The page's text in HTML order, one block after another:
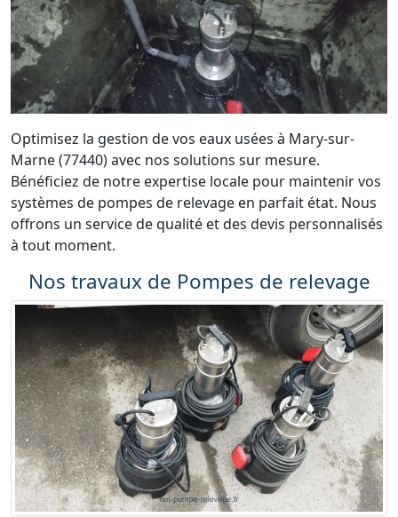
Optimisez la gestion de vos eaux usées à Mary-sur-
Marne (77440) avec nos solutions sur mesure.
Bénéficiez de notre expertise locale pour maintenir vos
systèmes de pompes de relevage en parfait état. Nous
offrons un service de qualité et des devis personnalisés
à tout moment.
Nos travaux de Pompes de relevage